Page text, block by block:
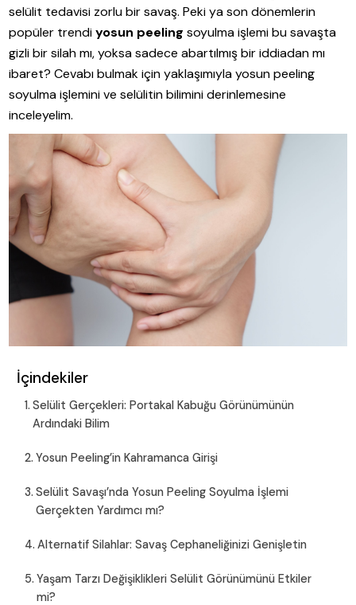
selülit tedavisi zorlu bir savaş. Peki ya son dönemlerin
popüler trendiyosun peeling soyulma işlemi bu savaşta
gizli bir silah mı, yoksa sadece abartılmış bir iddiadan mı
ibaret? Cevabı bulmak için yaklaşımıyla yosun peeling
soyulma işlemini ve selülitin bilimini derinlemesine
inceleyelim.
İçindekiler
Selülit Gerçekleri: Portakal Kabuğu Görünümünün
Ardındaki Bilim
Yosun Peeling’in Kahramanca Girişi
Selülit Savaşı’nda Yosun Peeling Soyulma İşlemi
Gerçekten Yardımcı mı?
Alternatif Silahlar: Savaş Cephaneliğinizi Genişletin
Yaşam Tarzı Değişiklikleri Selülit Görünümünü Etkiler
mi?